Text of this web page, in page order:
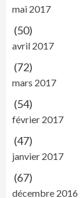
mai 2017
(50)
avril 2017
(72)
mars 2017
(54)
février 2017
(47)
janvier 2017
(67)
décembre 2016